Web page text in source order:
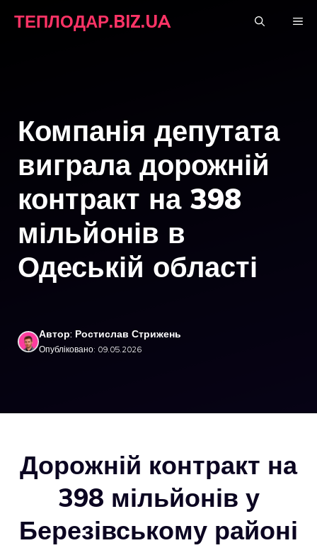
ТЕПЛОДАР.BIZ.UA
Компанія депутата
виграла дорожній
контракт на 398
мільйонів в
Одеській області
Автор: Ростислав Стрижень
Опубліковано: 09.05.2026
Дорожній контракт на
398 мільйонів у
Березівському районі